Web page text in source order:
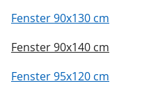
Fenster 90x130 cm
Fenster 90x140 cm
Fenster 95x120 cm